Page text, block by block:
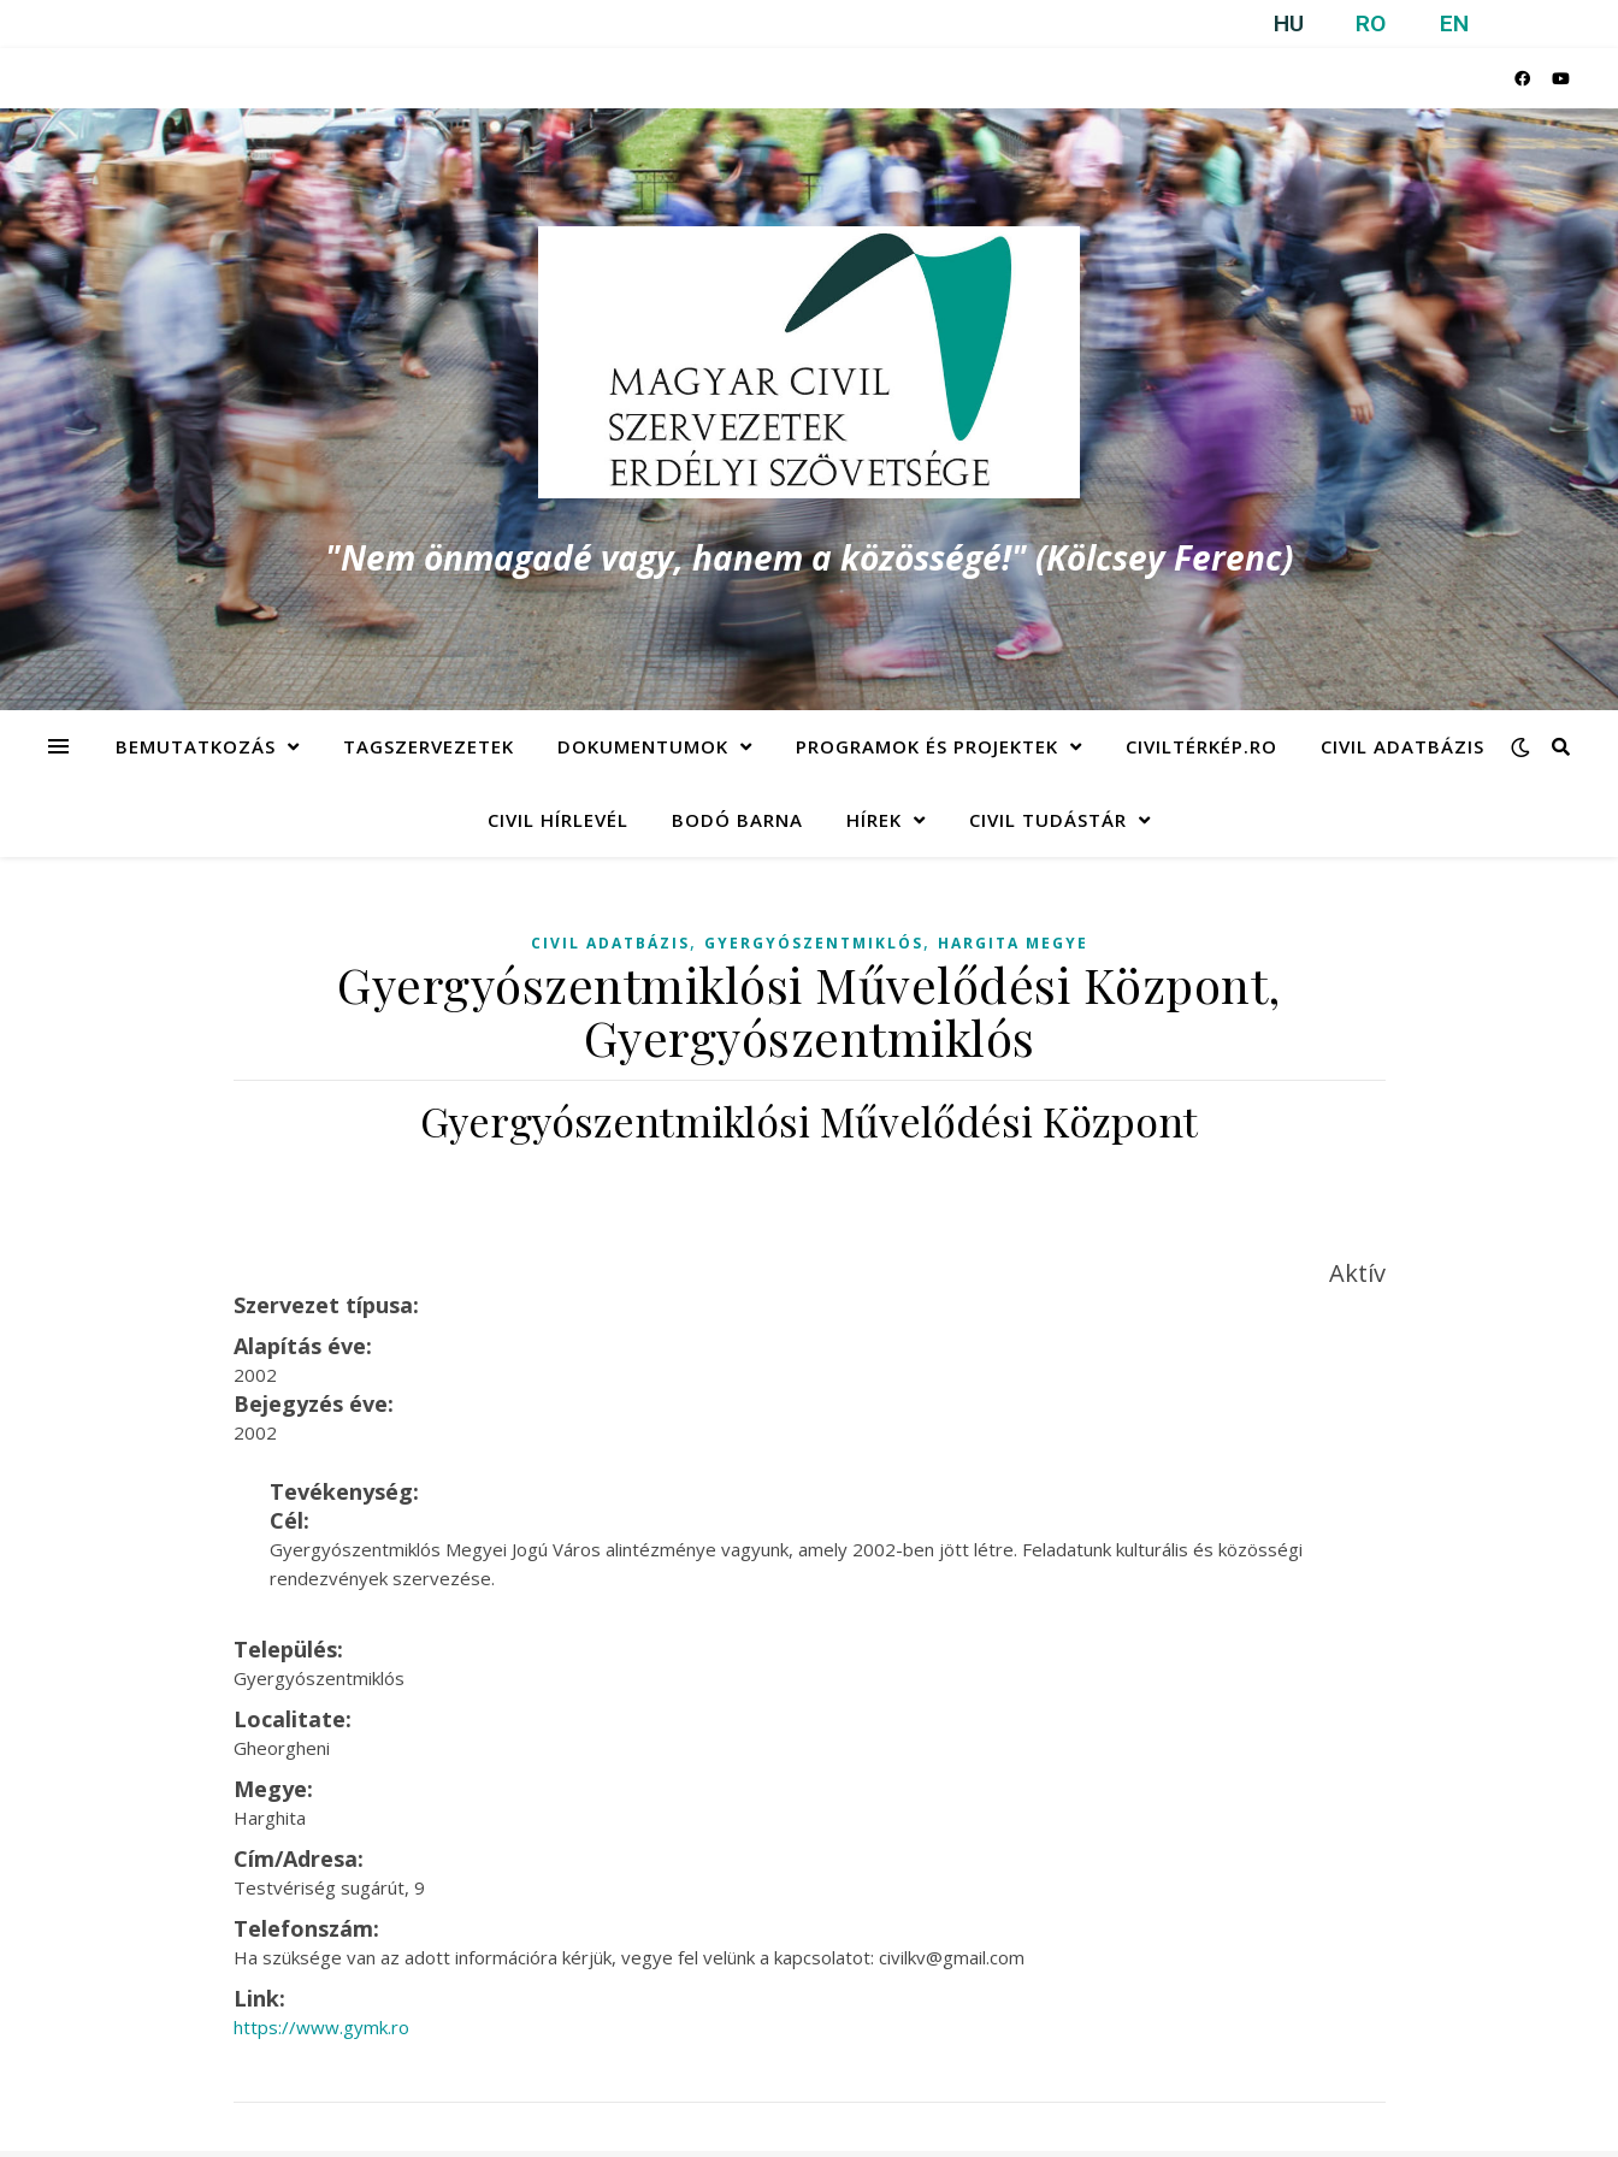
HU RO EN
"Nem önmagadé vagy, hanem a közösségé!" (Kölcsey Ferenc)
BEMUTATKOZÁS TAGSZERVEZETEK DOKUMENTUMOK PROGRAMOK ÉS PROJEKTEK CIVILTÉRKÉP.RO CIVIL ADATBÁZIS
CIVIL HÍRLEVÉL BODÓ BARNA HÍREK CIVIL TUDÁSTÁR
CIVIL ADATBÁZIS, GYERGYÓSZENTMIKLÓS, HARGITA MEGYE
Gyergyószentmiklósi Művelődési Központ,
Gyergyószentmiklós
Gyergyószentmiklósi Művelődési Központ
Szervezet típusa:
Aktív
Alapítás éve:
2002
Bejegyzés éve:
2002
Tevékenység:
Cél:
Gyergyószentmiklós Megyei Jogú Város alintézménye vagyunk, amely 2002-ben jött létre. Feladatunk kulturális és közösségi
rendezvények szervezése.
Település:
Gyergyószentmiklós
Localitate:
Gheorgheni
Megye:
Harghita
Cím/Adresa:
Testvériség sugárút, 9
Telefonszám:
Ha szüksége van az adott információra kérjük, vegye fel velünk a kapcsolatot: civilkv@gmail.com
Link:
https://www.gymk.ro